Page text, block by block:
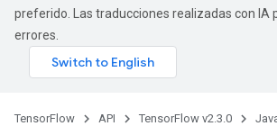
preferido. Las traducciones realizadas con IA
errores.
TensorFlow API TensorFlow v2.3.0